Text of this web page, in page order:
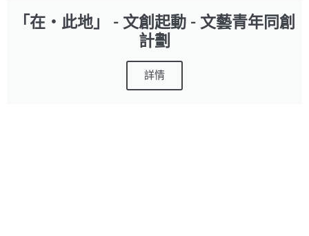
「在‧此地」 - 文創起動 - 文藝青年同創
計劃
詳情